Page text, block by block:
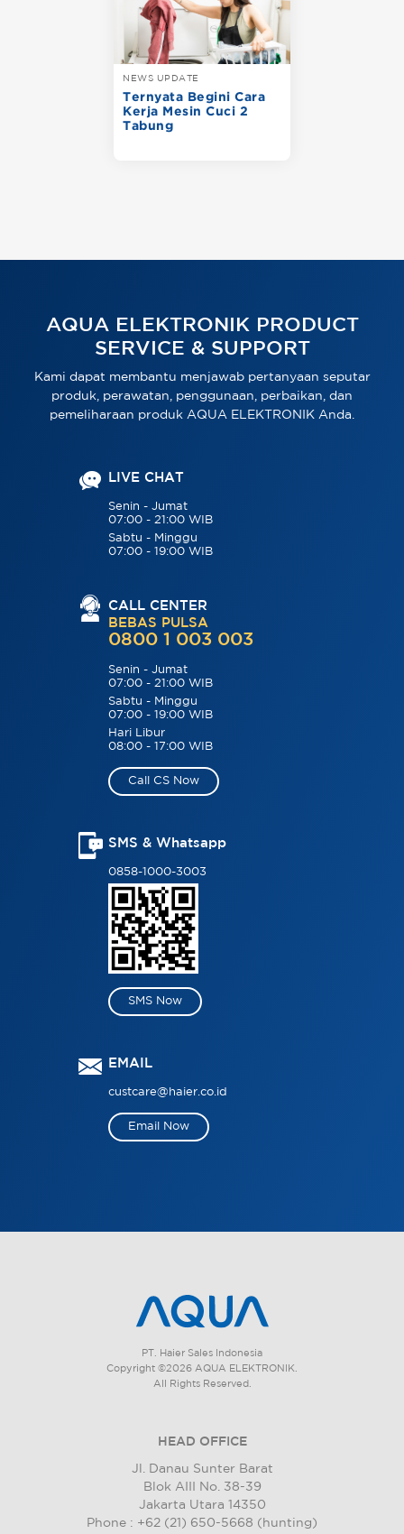
NEWS UPDATE
Ternyata Begini Cara
Kerja Mesin Cuci 2
Tabung
AQUA ELEKTRONIK PRODUCT
SERVICE & SUPPORT
Kami dapat membantu menjawab pertanyaan seputar
produk, perawatan, penggunaan, perbaikan, dan
pemeliharaan produk AQUA ELEKTRONIK Anda.
LIVE CHAT
Senin - Jumat
07:00 - 21:00 WIB
Sabtu - Minggu
07:00 - 19:00 WIB
CALL CENTER
BEBAS PULSA
0800 1 003 003
Senin - Jumat
07:00 - 21:00 WIB
Sabtu - Minggu
07:00 - 19:00 WIB
Hari Libur
08:00 - 17:00 WIB
Call CS Now
SMS & Whatsapp
0858-1000-3003
SMS Now
EMAIL
custcare@haier.co.id
Email Now
PT. Haier Sales Indonesia
Copyright ©2026 AQUA ELEKTRONIK.
All Rights Reserved.
HEAD OFFICE
Jl. Danau Sunter Barat
Blok AIII No. 38-39
Jakarta Utara 14350
Phone : +62 (21) 650-5668 (hunting)